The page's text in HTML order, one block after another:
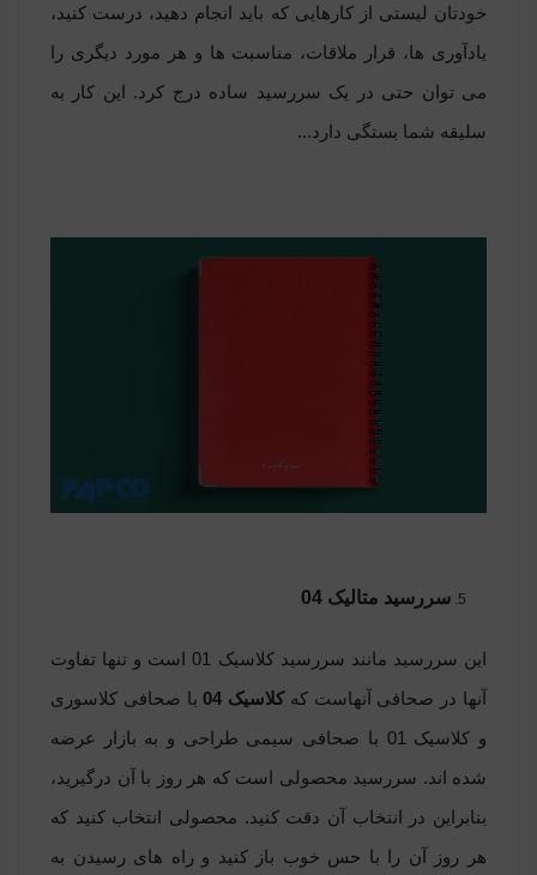
خودتان لیستی از کارهایی که باید انجام دهید، درست کنید،
یادآوری ها، قرار ملاقات، مناسبت ها و هر مورد دیگری را
می توان حتی در یک سررسید ساده درج کرد. این کار به
سلیقه شما بستگی دارد...
سررسید متالیک 04
این سررسید مانند سررسید کلاسیک 01 است و تنها تفاوت
آنها در صحافی آنهاست کهکلاسیک 04
با صحافی کلاسوری
و کلاسیک 01 با صحافی سیمی طراحی و به بازار عرضه
شده اند. سررسید محصولی است که هر روز با آن درگیرید،
بنابراین در انتخاب آن دقت کنید. محصولی انتخاب کنید که
هر روز آن را با حس خوب باز کنید و راه های رسیدن به